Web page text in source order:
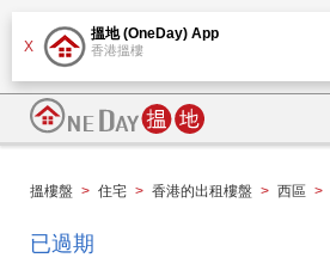
X
搵地 (OneDay) App
香港搵樓
搵樓盤 > 住宅 > 香港的出租樓盤 > 西區 >
已過期